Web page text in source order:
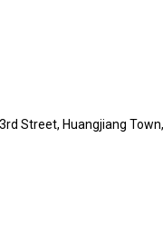
Street, Huangjiang